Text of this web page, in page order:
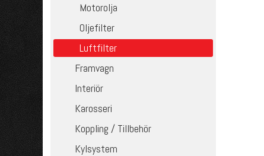
Motorolja
Oljefilter
Luftfilter
Framvagn
Interiör
Karosseri
Koppling / Tillbehör
Kylsystem